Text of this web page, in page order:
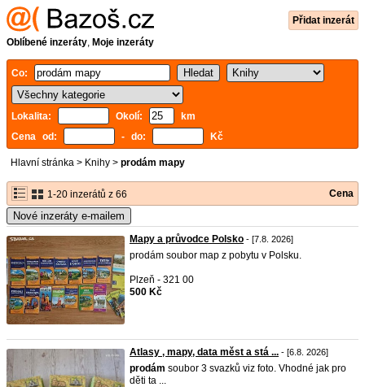
Přidat inzerát
Oblíbené inzeráty, Moje inzeráty
Co:
Lokalita: Okolí:
km
Cena od:
- do: Kč
Hlavní stránka > Knihy > prodám mapy
1-20 inzerátů z 66 Cena
Nové inzeráty e-mailem
Mapy a průvodce Polsko - [7.8. 2026]
prodám soubor map z pobytu v Polsku.
Plzeň - 321 00
500 Kč
Atlasy , mapy, data měst a stá ... - [6.8. 2026]
prodám soubor 3 svazků viz foto. Vhodné jak pro
děti ta ...